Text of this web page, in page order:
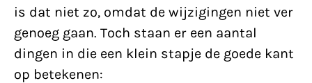
is dat niet zo, omdat de wijzigingen niet ver
genoeg gaan. Toch staan er een aantal
dingen in die een klein stapje de goede kant
op betekenen: